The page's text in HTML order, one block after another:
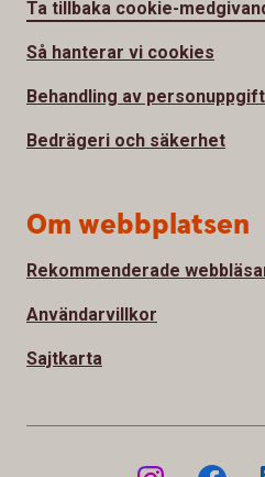
Ta tillbaka cookie-
Så hanterar vi cookies
Behandling av
Bedrägeri och säkerhet
Om webbplatsen
Rekommenderade
Användarvillkor
Sajtkarta